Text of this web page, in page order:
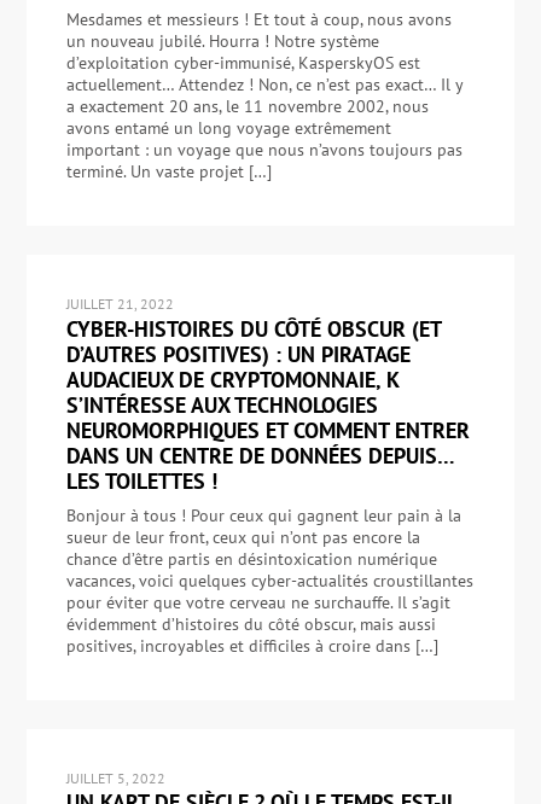
Mesdames et messieurs ! Et tout à coup, nous avons
un nouveau jubilé. Hourra ! Notre système
d’exploitation cyber-immunisé, KasperskyOS est
actuellement… Attendez ! Non, ce n’est pas exact… Il y
a exactement 20 ans, le 11 novembre 2002, nous
avons entamé un long voyage extrêmement
important : un voyage que nous n’avons toujours pas
terminé. Un vaste projet […]
JUILLET 21, 2022
CYBER-HISTOIRES DU CÔTÉ OBSCUR (ET
D’AUTRES POSITIVES) : UN PIRATAGE
AUDACIEUX DE CRYPTOMONNAIE, K
S’INTÉRESSE AUX TECHNOLOGIES
NEUROMORPHIQUES ET COMMENT ENTRER
DANS UN CENTRE DE DONNÉES DEPUIS…
LES TOILETTES !
Bonjour à tous ! Pour ceux qui gagnent leur pain à la
sueur de leur front, ceux qui n’ont pas encore la
chance d’être partis en désintoxication numérique
vacances, voici quelques cyber-actualités croustillantes
pour éviter que votre cerveau ne surchauffe. Il s’agit
évidemment d’histoires du côté obscur, mais aussi
positives, incroyables et difficiles à croire dans […]
JUILLET 5, 2022